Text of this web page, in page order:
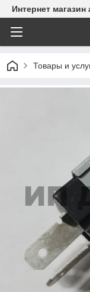
Интернет магазин
Товары и